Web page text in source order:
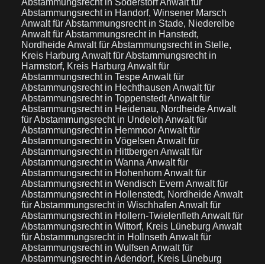
Abstammungsrecht in SoderstorfAnwalt für
Abstammungsrecht in Handorf, Winsener Marsch
Anwalt für Abstammungsrecht in Stade, Niederelbe
Anwalt für Abstammungsrecht in Hanstedt,
NordheideAnwalt für Abstammungsrecht in Stelle,
Kreis Harburg Anwalt für Abstammungsrecht in
Harmstorf, Kreis Harburg Anwalt für
Abstammungsrecht in TespeAnwalt für
Abstammungsrecht in Hechthausen Anwalt für
Abstammungsrecht in ToppenstedtAnwalt für
Abstammungsrecht in Heidenau, NordheideAnwalt
für Abstammungsrecht in Undeloh Anwalt für
Abstammungsrecht in HemmoorAnwalt für
Abstammungsrecht in Vögelsen Anwalt für
Abstammungsrecht in Hittbergen Anwalt für
Abstammungsrecht in Wanna Anwalt für
Abstammungsrecht in Hohenhorn Anwalt für
Abstammungsrecht in Wendisch Evern Anwalt für
Abstammungsrecht in Hollenstedt, NordheideAnwalt
für Abstammungsrecht in Wischhafen Anwalt für
Abstammungsrecht in Hollern-Twielenfleth Anwalt für
Abstammungsrecht in Wittorf, Kreis Lüneburg Anwalt
für Abstammungsrecht in Hollnseth Anwalt für
Abstammungsrecht in Wulfsen Anwalt für
Abstammungsrecht in Adendorf, Kreis Lüneburg